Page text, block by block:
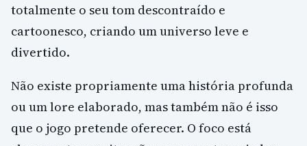
totalmente o seu tom descontraído e
cartoonesco, criando um universo leve e
divertido.
Não existe propriamente uma história profunda
ou um lore elaborado, mas também não é isso
que o jogo pretende oferecer. O foco está